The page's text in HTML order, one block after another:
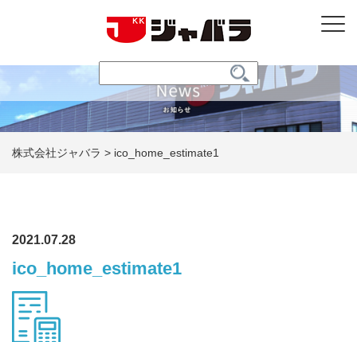
株式会社ジャバラ > ico_home_estimate1
2021.07.28
ico_home_estimate1